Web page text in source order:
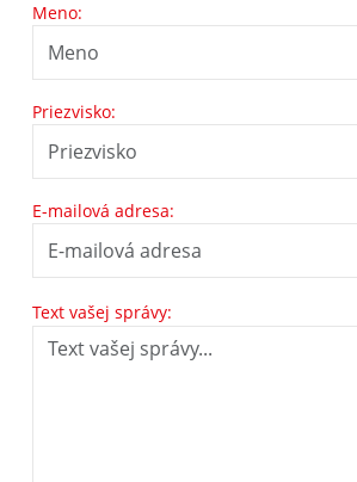
Meno:
Priezvisko:
E-mailová adresa:
Text vašej správy: